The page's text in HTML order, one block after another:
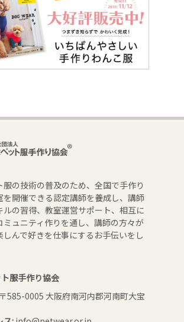
服の技術の普及のため、全国で手作り
を開催できる認定講師を養成し、講師
ルの習得、教室運営サポート、相互に
ミュニティ作りを通し、講師の方々が
しんで好きを仕事にするお手伝いをし
服手作り協会
〒585-0005 大阪府南河内郡河南町大宝